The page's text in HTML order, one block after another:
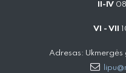
II-IV
VI - VII
Adresas: Ukmergės